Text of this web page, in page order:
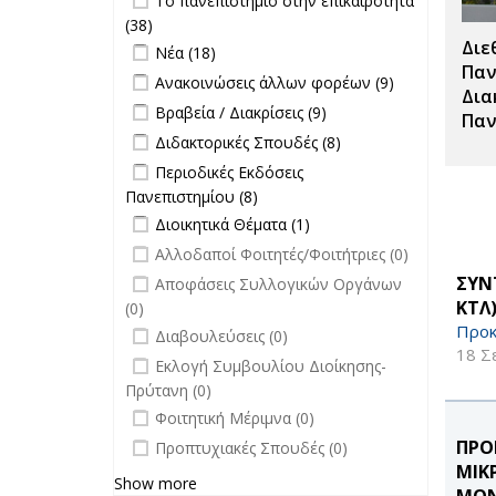
18
επιτροπών
επικαιρότητα filter
(38)
επικαιρότητα filter
Apply Νέα filter
Νέα (18)
Apply Ανακοινώσεις άλλων φορέων
filter
Ανακοινώσεις άλλων φορέων (9)
Ανακοινώσεις
Apply Βραβεία / Διακρίσεις filter
Βραβεία / Διακρίσεις (9)
Διακρίσεις
Apply Διδακτορικές Σπουδές filter
Διδακτορικές Σπουδές (8)
Apply Περιοδικές Εκδόσεις
Πανεπιστημίου filter
Περιοδικές Εκδόσεις
Πανεπιστημίου (8)
Εκδόσεις
Πανεπιστημίου filter
Apply Διοικητικά Θέματα filter
Διοικητικά Θέματα (1)
undefined
Αλλοδαποί Φοιτητές/Φοιτήτριες (0)
undefined
Αποφάσεις Συλλογικών Οργάνων
(0)
undefined
Διαβουλεύσεις (0)
undefined
Εκλογή Συμβουλίου Διοίκησης-
Πρύτανη (0)
undefined
Φοιτητική Μέριμνα (0)
undefined
Προπτυχιακές Σπουδές (0)
Show more